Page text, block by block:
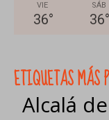
VIE
36°
SÁB
36°
ETIQUETAS MÁS
Alcalá